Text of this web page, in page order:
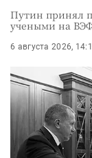
Путин принял
учеными на
6 августа 2026,